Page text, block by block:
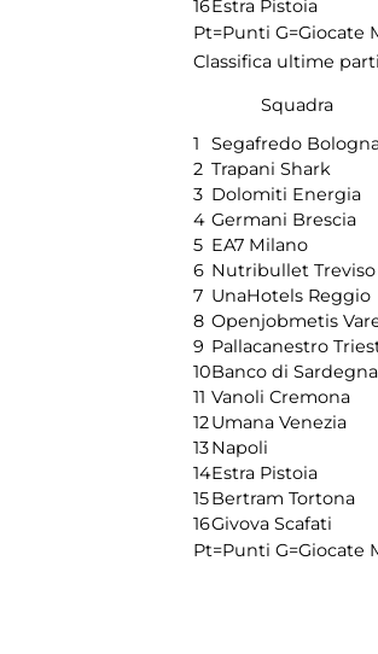
16Estra Pistoia
Pt=Punti G=Giocate
Classifica ultime
Squadra
1
Segafredo
2 Trapani Shark
3 Dolomiti Energia
4 Germani Brescia
5 EA7 Milano
6 Nutribullet Treviso
7 UnaHotels Reggio
8 Openjobmetis
9 Pallacanestro
10Banco di Sardegna
11 Vanoli Cremona
12Umana Venezia
13Napoli
14Estra Pistoia
15Bertram Tortona
16Givova Scafati
Pt=Punti G=Giocate